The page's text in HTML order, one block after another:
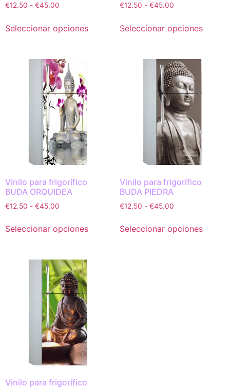
€12.50 - €45.00
Seleccionar opciones
€12.50 - €45.00
Seleccionar opciones
Vinilo para frigorífico
BUDA ORQUIDEA
€12.50 - €45.00
Seleccionar opciones
Vinilo para frigorífico
BUDA PIEDRA
€12.50 - €45.00
Seleccionar opciones
Vinilo para frigorífico